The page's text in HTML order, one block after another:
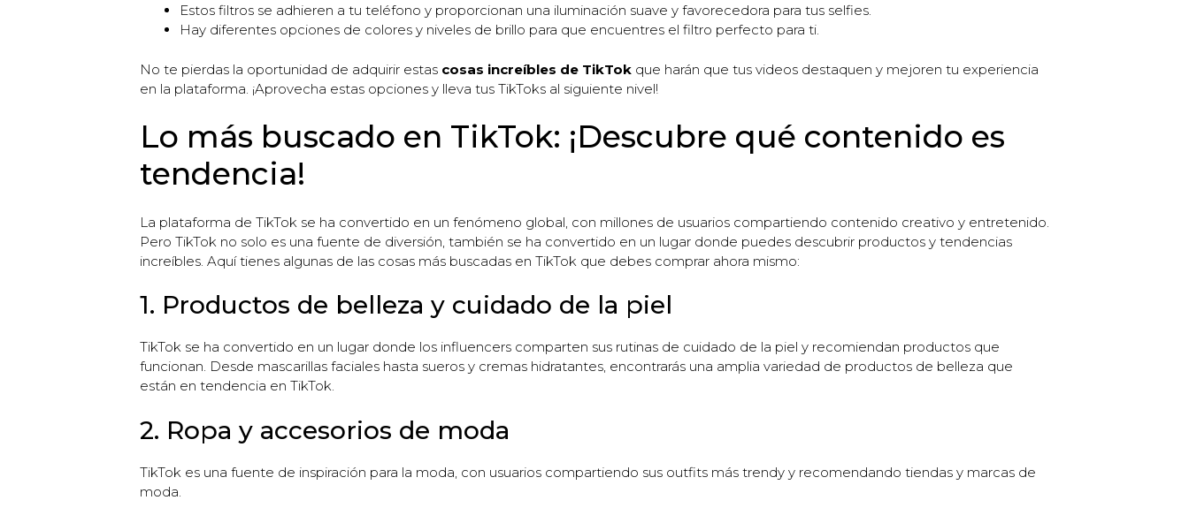
Estos filtros se adhieren a tu teléfono y proporcionan una iluminación suave y favorecedora para tus selfies.
Hay diferentes opciones de colores y niveles de brillo para que encuentres el filtro perfecto para ti.
No te pierdas la oportunidad de adquirir estas cosas increíbles de TikTok que harán que tus videos destaquen y mejoren tu experiencia
en la plataforma. ¡Aprovecha estas opciones y lleva tus TikToks al siguiente nivel!
Lo más buscado en TikTok: ¡Descubre qué contenido es
tendencia!
La plataforma de TikTok se ha convertido en un fenómeno global, con millones de usuarios compartiendo contenido creativo y entretenido.
Pero TikTok no solo es una fuente de diversión, también se ha convertido en un lugar donde puedes descubrir productos y tendencias
increíbles. Aquí tienes algunas de las cosas más buscadas en TikTok que debes comprar ahora mismo:
1. Productos de belleza y cuidado de la piel
TikTok se ha convertido en un lugar donde los influencers comparten sus rutinas de cuidado de la piel y recomiendan productos que
funcionan. Desde mascarillas faciales hasta sueros y cremas hidratantes, encontrarás una amplia variedad de productos de belleza que
están en tendencia en TikTok.
2. Ropa y accesorios de moda
TikTok es una fuente de inspiración para la moda, con usuarios compartiendo sus outfits más trendy y recomendando tiendas y marcas de
moda.